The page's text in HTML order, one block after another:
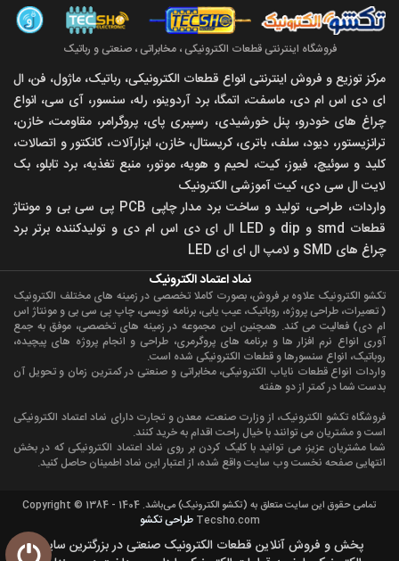
فروشگاه اینترنتی قطعات الکترونیکی ، مخابراتی ، صنعتی و رباتیک
مرکز توزیع و فروش اینترنتی انواع قطعات الکترونیکی، رباتیک، ماژول، فن، ال
ای دی اس ام دی، ماسفت، اتمگا، برد آردوینو، رله، سنسور، آی سی، انواع
چراغ های خودرو، پنل خورشیدی، رسپبری پای، پروگرامر، مقاومت، خازن،
ترانزیستور، دیود، سلف، باتری، کریستال، خازن، ابزارآلات، کانکتور و اتصالات،
کلید و سوئیچ، فیوز، کیت، لحیم و هویه، موتور، منبع تغذیه، برد تابلو، بک
لایت ال سی دی، کیت آموزشی الکترونیک
واردات، طراحی، تولید و ساخت برد مدار چاپی PCB پی سی بی و مونتاژ
قطعات smd و dip و LED ال ای دی اس ام دی و تولیدکننده برتر برد
چراغ های SMD و لامپ ال ای ای LED
نماد اعتماد الکترونیک
تکشو الکترونیک علاوه بر فروش، بصورت کاملا تخصصی در زمينه های مختلف الکترونيک
( تعميرات، طراحی پروژه، روباتيک، عیب یابی، برنامه نویسی، چاپ پی سی بی و مونتاژ اس
ام دی) فعالیت می کند. همچنين اين مجموعه در زمينه های تخصصی، موفق به جمع
آوری انواع نرم افزار ها و برنامه های پروگرمری، طراحی و انجام پروژه های پیچیده،
روباتيک، انواع سنسورها و قطعات الکترونيکی شده است.
واردات انواع قطعات ناياب الکترونيکی، مخابراتی و صنعتی در کمترين زمان و تحویل آن
بدست شما در کمتر از دو هفته
فروشگاه تکشو الکترونیک، از وزارت صنعت، معدن و تجارت دارای نماد اعتماد الکترونیکی
است و مشتریان می توانند با خیال راحت اقدام به خرید کنند.
شما مشتریان عزیز، می توانید با کلیک کردن بر روی نماد اعتماد الکترونیکی که در بخش
انتهایی صفحه نخست وب سایت واقع شده، از اعتبار این نماد اطمینان حاصل کنید.
تمامی حقوق اين سايت متعلق به (تکشو الکترونیک) می‌باشد. Copyright © 1384 - 1404
Tecsho.com طراحی تکشو
پخش و فروش آنلاین قطعات الکترونیک صنعتی در بزرگترین سایت